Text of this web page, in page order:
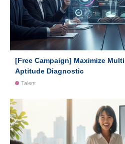
[Free Campaign] Maximize
Aptitude Diagnostic
Talent